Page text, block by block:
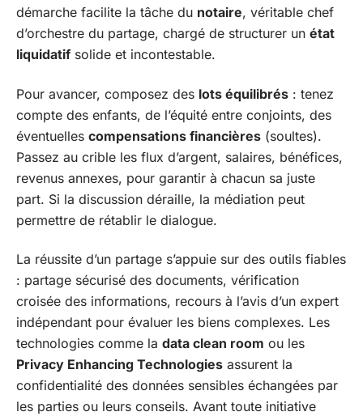
démarche facilite la tâche du notaire, véritable chef
d’orchestre du partage, chargé de structurer un état
liquidatif solide et incontestable.
Pour avancer, composez des lots équilibrés : tenez
compte des enfants, de l’équité entre conjoints, des
éventuelles compensations financières (soultes).
Passez au crible les flux d’argent, salaires, bénéfices,
revenus annexes, pour garantir à chacun sa juste
part. Si la discussion déraille, la médiation peut
permettre de rétablir le dialogue.
La réussite d’un partage s’appuie sur des outils fiables
: partage sécurisé des documents, vérification
croisée des informations, recours à l’avis d’un expert
indépendant pour évaluer les biens complexes. Les
technologies comme la data clean room ou les
Privacy Enhancing Technologies assurent la
confidentialité des données sensibles échangées par
les parties ou leurs conseils. Avant toute initiative